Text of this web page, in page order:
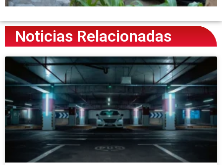
Noticias Relacionadas